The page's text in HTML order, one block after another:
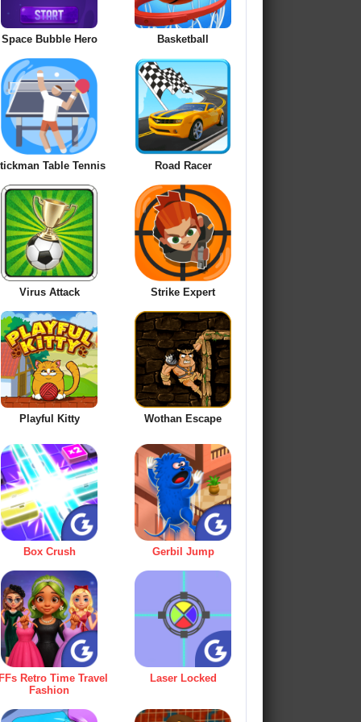
Space Bubble Hero Basketball
Table Tennis Road Racer
Virus Attack Strike Expert
Playful Kitty Wothan Escape
Box Crush Gerbil Jump
Retro Time Travel
Fashion
Laser Locked